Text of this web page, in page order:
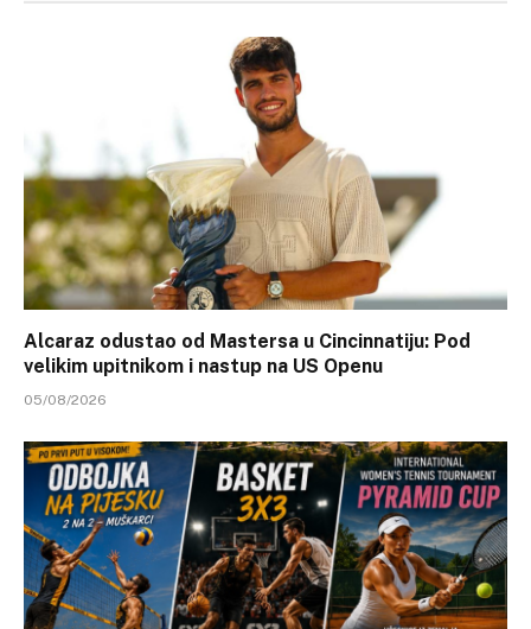
Alcaraz odustao od Mastersa u Cincinnatiju: Pod
velikim upitnikom i nastup na US Openu
05/08/2026